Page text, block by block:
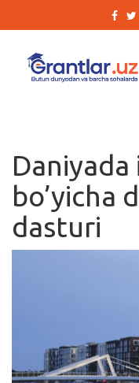
Ishlar
Kurslar
Blog
Qidirish
Kirish
bo’yicha
dasturi